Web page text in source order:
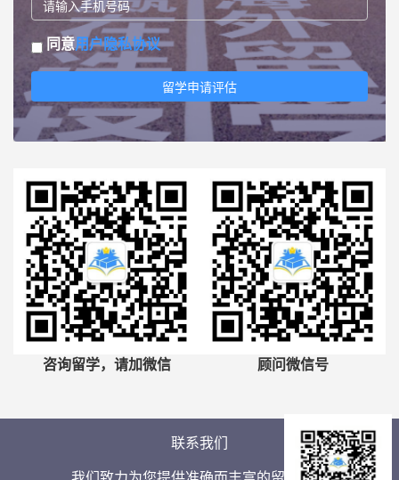
同意用户隐私协议
留学申请评估
咨询留学，请加微信 顾问微信号
联系我们